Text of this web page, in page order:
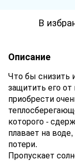
В
Описание
Что бы снизить
защитить его
приобрести
которого -
плавает на
потери.
Пропускает